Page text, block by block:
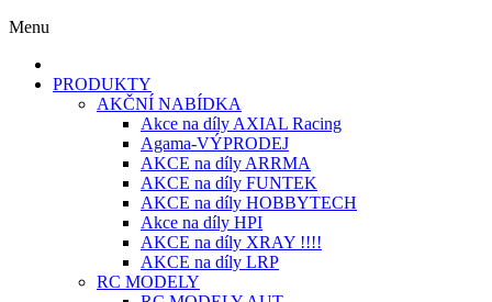
Menu
PRODUKTY
AKČNÍ NABÍDKA
Akce na díly AXIAL Racing
Agama-VÝPRODEJ
AKCE na díly ARRMA
AKCE na díly FUNTEK
AKCE na díly HOBBYTECH
Akce na díly HPI
AKCE na díly XRAY !!!!
AKCE na díly LRP
RC MODELY